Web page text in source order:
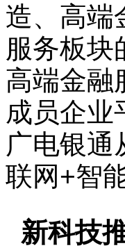
造、高端
服务板块
高端金融
成员企业
广电银通
联网+智
新科技